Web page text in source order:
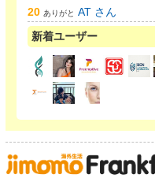
20 ありがと AT さん
新着ユーザー